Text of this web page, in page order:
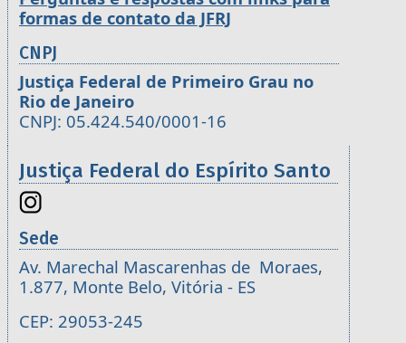
formas de contato da JFRJ
CNPJ
Justiça Federal de Primeiro Grau no
Rio de Janeiro
CNPJ: 05.424.540/0001-16
Justiça Federal do Espírito Santo
Sede
Av. Marechal Mascarenhas de Moraes,
1.877, Monte Belo, Vitória - ES
CEP: 29053-245